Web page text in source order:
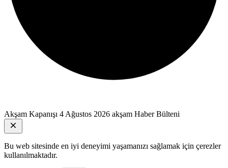
Akşam Kapanışı 4 Ağustos 2026 akşam Haber Bülteni
Bu web sitesinde en iyi deneyimi yaşamanızı sağlamak için çerezler
kullanılmaktadır.